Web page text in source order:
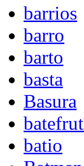
barrios
barro
barto
basta
Basura
batio